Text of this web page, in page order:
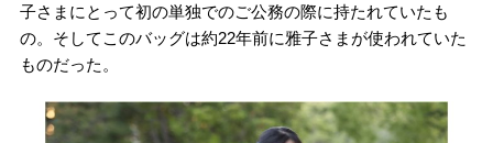
子さまにとって初の単独でのご公務の際に持たれていたも
の。そしてこのバッグは約22年前に雅子さまが使われていた
ものだった。